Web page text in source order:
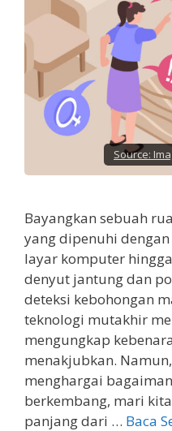
Source:
Bayangkan sebuah
yang dipenuhi
layar komputer
denyut jantung dan
deteksi kebohongan
teknologi mutakhir
mengungkap
menakjubkan.
menghargai
berkembang, mari
panjang dari … Baca